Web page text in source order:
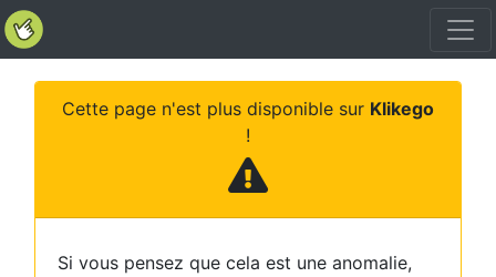
Cette page n'est plus disponible sur Klikego
!
Si vous pensez que cela est une anomalie,